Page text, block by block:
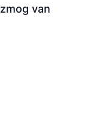
van